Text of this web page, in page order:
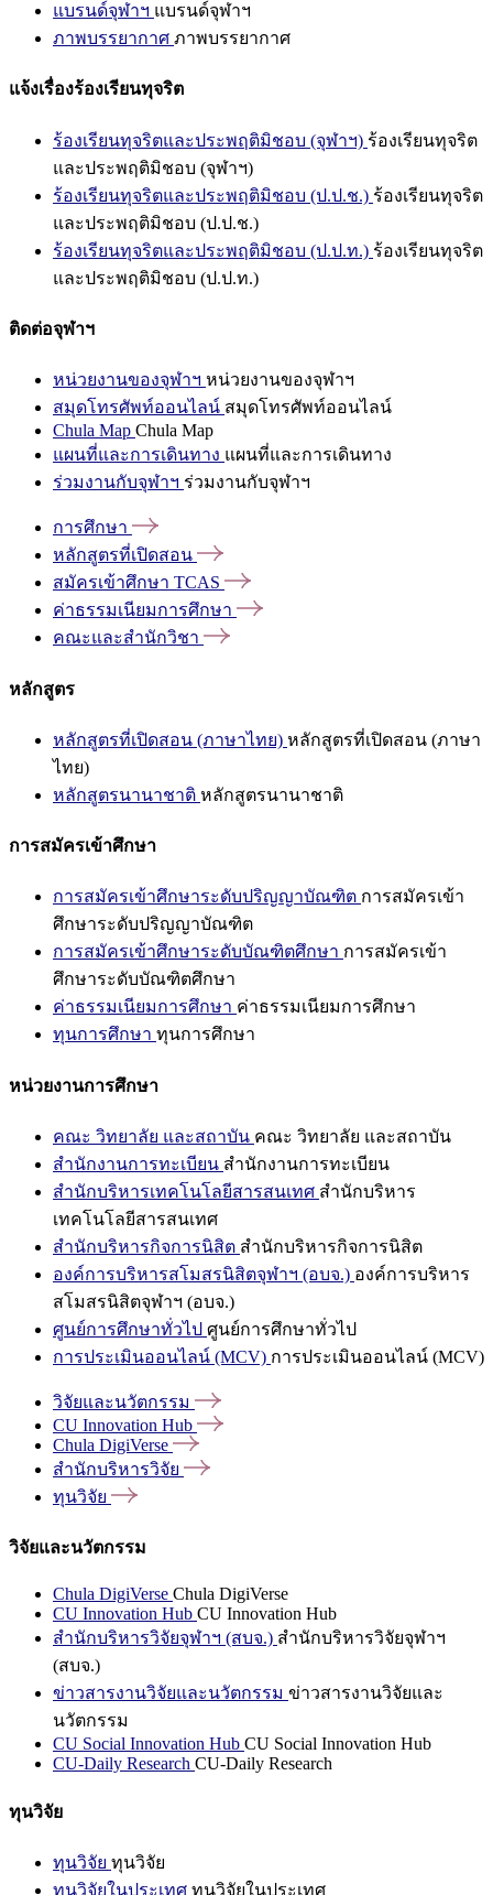
แบรนด์จุฬาฯ แบรนด์จุฬาฯ
ภาพบรรยากาศ ภาพบรรยากาศ
แจ้งเรื่องร้องเรียนทุจริต
ร้องเรียนทุจริตและประพฤติมิชอบ (จุฬาฯ) ร้องเรียนทุจริต
และประพฤติมิชอบ (จุฬาฯ)
ร้องเรียนทุจริตและประพฤติมิชอบ (ป.ป.ช.) ร้องเรียนทุจริต
และประพฤติมิชอบ (ป.ป.ช.)
ร้องเรียนทุจริตและประพฤติมิชอบ (ป.ป.ท.) ร้องเรียนทุจริต
และประพฤติมิชอบ (ป.ป.ท.)
ติดต่อจุฬาฯ
หน่วยงานของจุฬาฯ หน่วยงานของจุฬาฯ
สมุดโทรศัพท์ออนไลน์ สมุดโทรศัพท์ออนไลน์
Chula Map Chula Map
แผนที่และการเดินทาง แผนที่และการเดินทาง
ร่วมงานกับจุฬาฯ ร่วมงานกับจุฬาฯ
การศึกษา
หลักสูตรที่เปิดสอน
สมัครเข้าศึกษา TCAS
ค่าธรรมเนียมการศึกษา
คณะและสำนักวิชา
หลักสูตร
หลักสูตรที่เปิดสอน (ภาษาไทย) หลักสูตรที่เปิดสอน (ภาษา
ไทย)
หลักสูตรนานาชาติ หลักสูตรนานาชาติ
การสมัครเข้าศึกษา
การสมัครเข้าศึกษาระดับปริญญาบัณฑิต การสมัครเข้า
ศึกษาระดับปริญญาบัณฑิต
การสมัครเข้าศึกษาระดับบัณฑิตศึกษา การสมัครเข้า
ศึกษาระดับบัณฑิตศึกษา
ค่าธรรมเนียมการศึกษา ค่าธรรมเนียมการศึกษา
ทุนการศึกษา ทุนการศึกษา
หน่วยงานการศึกษา
คณะ วิทยาลัย และสถาบัน คณะ วิทยาลัย และสถาบัน
สำนักงานการทะเบียน สำนักงานการทะเบียน
สำนักบริหารเทคโนโลยีสารสนเทศ สำนักบริหาร
เทคโนโลยีสารสนเทศ
สำนักบริหารกิจการนิสิต สำนักบริหารกิจการนิสิต
องค์การบริหารสโมสรนิสิตจุฬาฯ (อบจ.) องค์การบริหาร
สโมสรนิสิตจุฬาฯ (อบจ.)
ศูนย์การศึกษาทั่วไป ศูนย์การศึกษาทั่วไป
การประเมินออนไลน์ (MCV) การประเมินออนไลน์ (MCV)
วิจัยและนวัตกรรม
CU Innovation Hub
Chula DigiVerse
สำนักบริหารวิจัย
ทุนวิจัย
วิจัยและนวัตกรรม
Chula DigiVerse Chula DigiVerse
CU Innovation Hub CU Innovation Hub
สำนักบริหารวิจัยจุฬาฯ (สบจ.) สำนักบริหารวิจัยจุฬาฯ
(สบจ.)
ข่าวสารงานวิจัยและนวัตกรรม ข่าวสารงานวิจัยและ
นวัตกรรม
CU Social Innovation Hub CU Social Innovation Hub
CU-Daily Research CU-Daily Research
ทุนวิจัย
ทุนวิจัย ทุนวิจัย
ทุนวิจัยในประเทศ ทุนวิจัยในประเทศ